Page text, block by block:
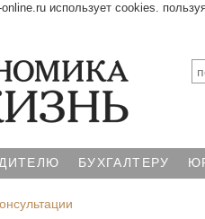
online.ru использует cookies.
БУХГАЛТЕРУ